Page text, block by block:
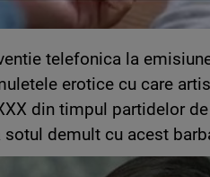
telefonica la
erotice cu care
din timpul partidelor
demult cu acest